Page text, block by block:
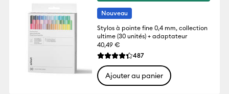
Nouveau
Stylos à pointe fine 0,4 mm, collection
ultime (30 unités) + adaptateur
40,49 €
La note moyenne de ce produit est 4.3
487Reviews
Ajouter au panier